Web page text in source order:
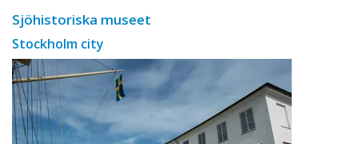
Sjöhistoriska museet
Stockholm city